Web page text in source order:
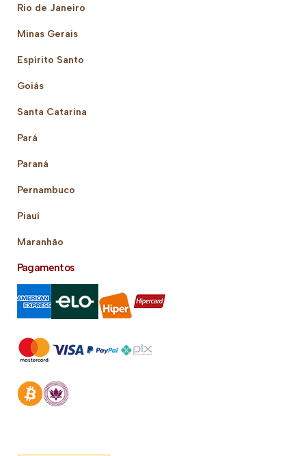
Rio de Janeiro
Minas Gerais
Espírito Santo
Goiás
Santa Catarina
Pará
Paraná
Pernambuco
Piauí
Maranhão
Pagamentos